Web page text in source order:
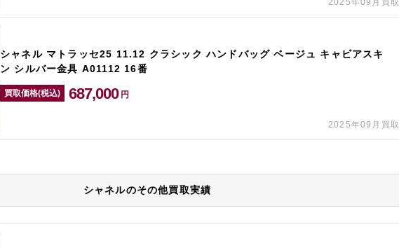
2025年09月買取
シャネル マトラッセ25 11.12 クラシック ハンドバッグ ベージュ キャビアスキ
ン シルバー金具 A01112 16番
買取価格(税込) 687,000 円
2025年09月買取
シャネルのその他買取実績